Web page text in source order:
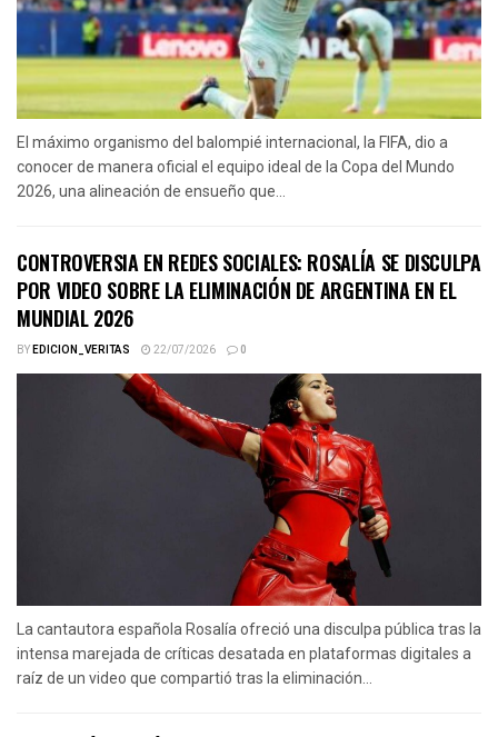
El máximo organismo del balompié internacional, la FIFA, dio a
conocer de manera oficial el equipo ideal de la Copa del Mundo
2026, una alineación de ensueño que...
CONTROVERSIA EN REDES SOCIALES: ROSALÍA SE DISCULPA
POR VIDEO SOBRE LA ELIMINACIÓN DE ARGENTINA EN EL
MUNDIAL 2026
BYEDICION_VERITAS 22/07/2026 0
La cantautora española Rosalía ofreció una disculpa pública tras la
intensa marejada de críticas desatada en plataformas digitales a
raíz de un video que compartió tras la eliminación...